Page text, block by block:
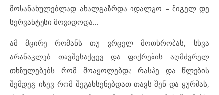
მოსანახულებლად ახალგაზრდა იდალგო – მიგელ დე
სერვანტესი მოვიდოდა…
ამ მცირე რომანს თუ ვრცელ მოთხრობას, სხვა
არანაკლებ თავშესაქცევ და ფიქრების აღმძვრელ
თხზულებებს რომ მოაყოლებდა რასპე და წლების
შემდეგ ისევ რომ შეგახსენებდათ თავს შენ და ყურშას,